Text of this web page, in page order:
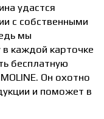
удастся
с собственными
мы
каждой карточке
бесплатную
Он охотно
и поможет в